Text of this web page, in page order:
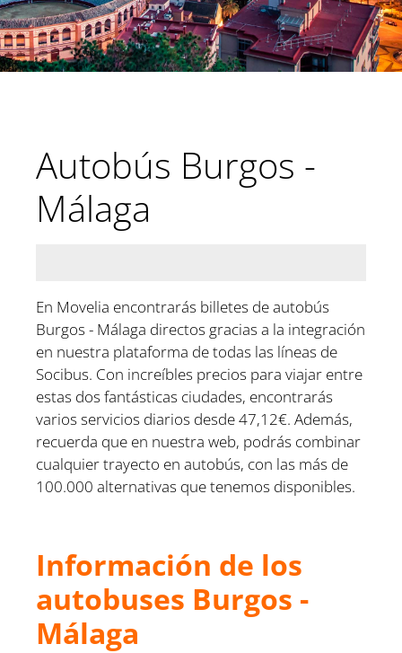
Autobús Burgos -
Málaga
En Movelia encontrarás billetes de autobús
Burgos - Málaga directos gracias a la integración
en nuestra plataforma de todas las líneas de
Socibus. Con increíbles precios para viajar entre
estas dos fantásticas ciudades, encontrarás
varios servicios diarios desde 47,12€. Además,
recuerda que en nuestra web, podrás combinar
cualquier trayecto en autobús, con las más de
100.000 alternativas que tenemos disponibles.
Información de los
autobuses Burgos -
Málaga